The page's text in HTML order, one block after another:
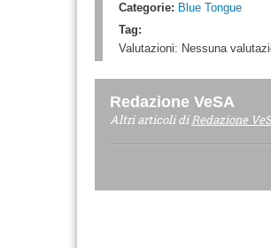
Categorie: Blue Tongue
Tag:
Valutazioni: Nessuna
Redazione VeSA
Altri articoli diRedazione